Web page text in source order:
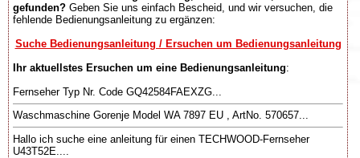
gefunden? Geben Sie uns einfach Bescheid, und wir versuchen, die
fehlende Bedienungsanleitung zu ergänzen:
Suche Bedienungsanleitung / Ersuchen um Bedienungsanleitung
Ihr aktuellstes Ersuchen um eine Bedienungsanleitung:
Fernseher Typ Nr. Code GQ42584FAEXZG...
Waschmaschine Gorenje Model WA 7897 EU , ArtNo. 570657...
Hallo ich suche eine anleitung für einen TECHWOOD-Fernseher
U43T52E....